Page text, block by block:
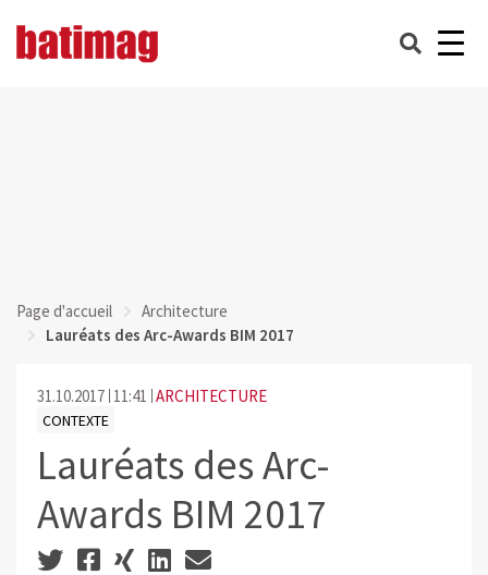
Page d'accueil
Architecture
Lauréats des Arc-Awards BIM 2017
31.10.2017 11:41 ARCHITECTURE
CONTEXTE
Lauréats des Arc-
Awards BIM 2017